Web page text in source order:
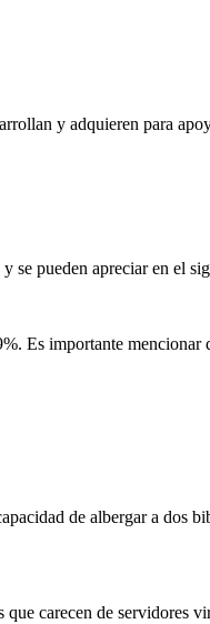
y adquieren para
se pueden apreciar en el
Es importante mencionar
de albergar a dos
carecen de servidores